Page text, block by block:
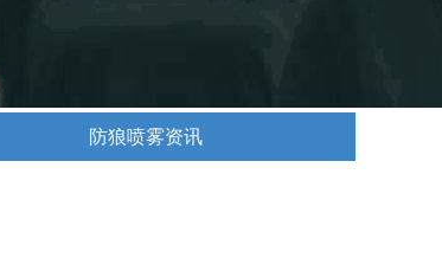
防狼喷雾资讯